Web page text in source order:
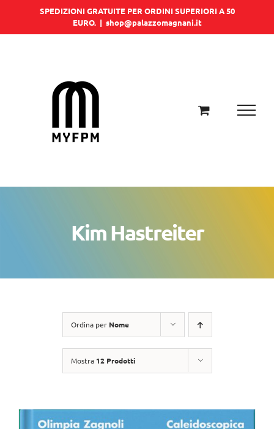
SPEDIZIONI GRATUITE PER ORDINI SUPERIORI A 50
EURO. | shop@palazzomagnani.it
Kim Hastreiter
Ordina per Nome
Mostra 12 Prodotti